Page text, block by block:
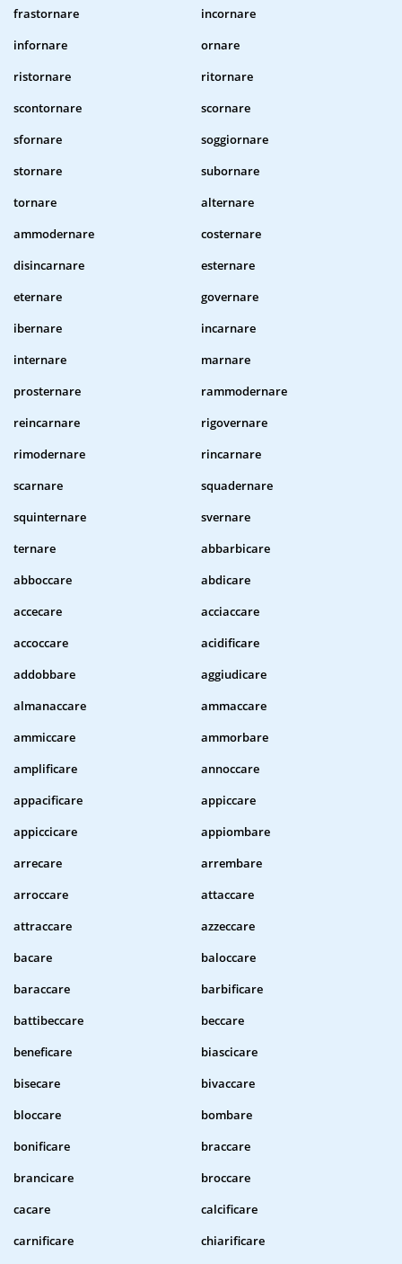
frastornare
incornare
infornare
ornare
ristornare
ritornare
scontornare
scornare
sfornare
soggiornare
stornare
subornare
tornare
alternare
ammodernare
costernare
disincarnare
esternare
eternare
governare
ibernare
incarnare
internare
marnare
prosternare
rammodernare
reincarnare
rigovernare
rimodernare
rincarnare
scarnare
squadernare
squinternare
svernare
ternare
abbarbicare
abboccare
abdicare
accecare
acciaccare
accoccare
acidificare
addobbare
aggiudicare
almanaccare
ammaccare
ammiccare
ammorbare
amplificare
annoccare
appacificare
appiccare
appiccicare
appiombare
arrecare
arrembare
arroccare
attaccare
attraccare
azzeccare
bacare
baloccare
baraccare
barbificare
battibeccare
beccare
beneficare
biascicare
bisecare
bivaccare
bloccare
bombare
bonificare
braccare
brancicare
broccare
cacare
calcificare
carnificare
chiarificare